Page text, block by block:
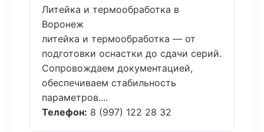
Литейка и термообработка в
Воронеж
литейка и термообработка — от
подготовки оснастки до сдачи серий.
Сопровождаем документацией,
обеспечиваем стабильность
параметров....
Телефон: 8 (997) 122 28 32